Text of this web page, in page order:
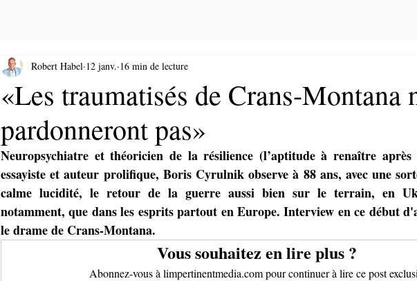
«Les traumatisés de Crans-Montana
pardonneront pas»
Robert Habel 12 janv. 16 min de lecture
Neuropsychiatre et théoricien de la résilience (l’aptitude à renaître
essayiste et auteur prolifique, Boris Cyrulnik observe à 88 ans, avec une
calme lucidité, le retour de la guerre aussi bien sur le terrain, en
notamment, que dans les esprits partout en Europe. Interview en ce début
le drame de Crans-Montana.
Vous souhaitez en lire plus ?
Abonnez-vous à limpertinentmedia.com pour continuer à lire ce post